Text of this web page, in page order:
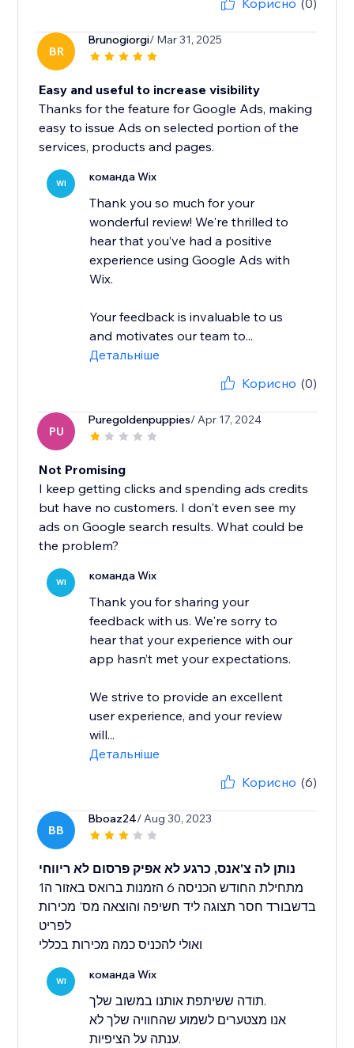
Корисно (0)
BR
Brunogiorgi/ Mar 31, 2025
Easy and useful to increase visibility
Thanks for the feature for Google Ads, making
easy to issue Ads on selected portion of the
services, products and pages.
WI команда Wix
Thank you so much for your
wonderful review! We're thrilled to
hear that you’ve had a positive
experience using Google Ads with
Wix.
Your feedback is invaluable to us
and motivates our team to...
Детальніше
Корисно (0)
PU
Puregoldenpuppies/ Apr 17, 2024
Not Promising
I keep getting clicks and spending ads credits
but have no customers. I don't even see my
ads on Google search results. What could be
the problem?
WI команда Wix
Thank you for sharing your
feedback with us. We're sorry to
hear that your experience with our
app hasn’t met your expectations.
We strive to provide an excellent
user experience, and your review
will...
Детальніше
Корисно (6)
BB
Bboaz24/ Aug 30, 2023
נותן לה צ'אנס, כרגע לא אפיק פרסום לא ריווחי
מתחילת החודש הכניסה 6 הזמנות ברואס באזור ה1
בדשבורד חסר תצוגה ליד חשיפה והוצאה מס' מכירות
לפריט
ואולי להכניס כמה מכירות בכללי
WI команда Wix
תודה ששיתפת אותנו במשוב שלך.
אנו מצטערים לשמוע שהחוויה שלך לא
ענתה על הציפיות.